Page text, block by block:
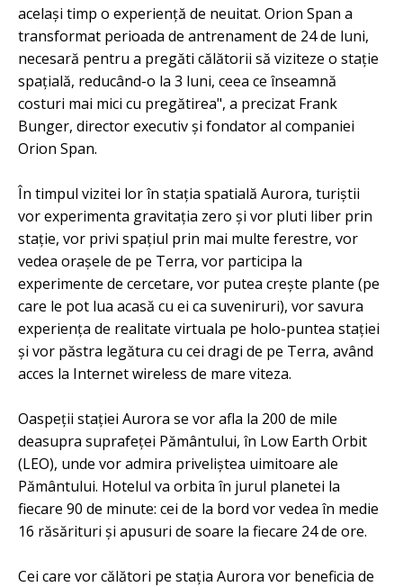
același timp o experiență de neuitat. Orion Span a
transformat perioada de antrenament de 24 de luni,
necesară pentru a pregăti călătorii să viziteze o stație
spațială, reducând-o la 3 luni, ceea ce înseamnă
costuri mai mici cu pregătirea", a precizat Frank
Bunger, director executiv și fondator al companiei
Orion Span.
În timpul vizitei lor în stația spatială Aurora, turiștii
vor experimenta gravitația zero și vor pluti liber prin
stație, vor privi spațiul prin mai multe ferestre, vor
vedea orașele de pe Terra, vor participa la
experimente de cercetare, vor putea crește plante (pe
care le pot lua acasă cu ei ca suveniruri), vor savura
experiența de realitate virtuala pe holo-puntea stației
și vor păstra legătura cu cei dragi de pe Terra, având
acces la Internet wireless de mare viteza.
Oaspeții stației Aurora se vor afla la 200 de mile
deasupra suprafeței Pământului, în Low Earth Orbit
(LEO), unde vor admira priveliștea uimitoare ale
Pământului. Hotelul va orbita în jurul planetei la
fiecare 90 de minute: cei de la bord vor vedea în medie
16 răsărituri și apusuri de soare la fiecare 24 de ore.
Cei care vor călători pe stația Aurora vor beneficia de